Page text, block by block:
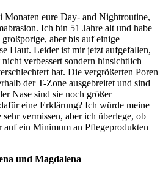
Monaten eure Day- and Nightroutine,
Ich bin 51 Jahre alt und habe
aber bis auf einige
Haut. Leider ist mir jetzt aufgefallen,
verbessert sondern hinsichtlich
hat. Die vergrößerten Poren
der T-Zone ausgebreitet und sind
Nase sind sie noch größer
eine Erklärung? Ich würde meine
vermissen, aber ich überlege, ob
auf ein Minimum an Pflegeprodukten
und Magdalena